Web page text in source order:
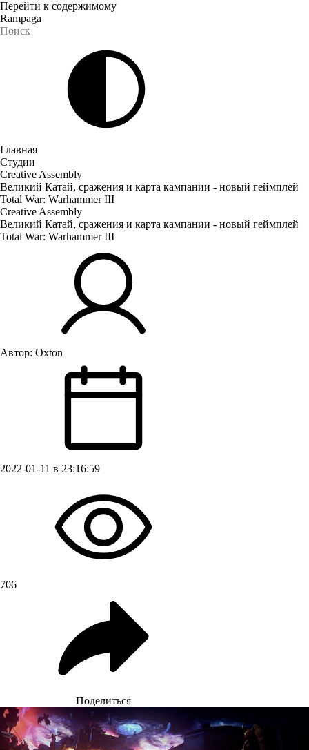
Перейти к содержимому
Rampaga
Главная
Студии
Creative Assembly
Великий Катай, сражения и карта кампании - новый геймплей
Total War: Warhammer III
Creative Assembly
Великий Катай, сражения и карта кампании - новый геймплей
Total War: Warhammer III
Автор: Oxton
2022-01-11 в 23:16:59
706
Поделиться